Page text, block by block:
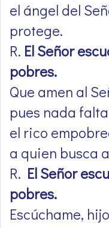
el ángel del
protege.
R. El Señor
pobres.
Que amen al
pues nada
el rico
a quien busca
R. El Señor
pobres.
Escúchame,